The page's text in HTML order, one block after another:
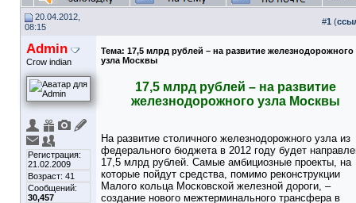
20.04.2012,
08:15
#1 (
Admin
Crow indian
Регистрация:
21.02.2009
Возраст: 41
Сообщений:
30,457
Тема: 17,5 млрд рублей – на развитие железнодорожного
узла Москвы
17,5 млрд рублей – на развитие
железнодорожного узла Москвы
На развитие столичного железнодорожного узла из
федерального бюджета в 2012 году будет
17,5 млрд рублей. Самые амбициозные проекты, на
которые пойдут средства, помимо реконструкции
Малого кольца Московской железной дороги, –
создание нового межтерминального трансфера в